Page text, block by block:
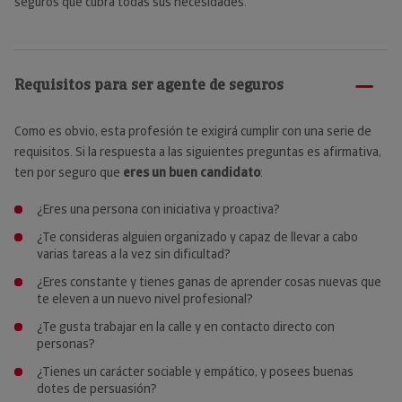
seguros que cubra todas sus necesidades.
Requisitos para ser agente de seguros
Como es obvio, esta profesión te exigirá cumplir con una serie de
requisitos. Si la respuesta a las siguientes preguntas es afirmativa,
ten por seguro que eres un buen candidato:
¿Eres una persona con iniciativa y proactiva?
¿Te consideras alguien organizado y capaz de llevar a cabo
varias tareas a la vez sin dificultad?
¿Eres constante y tienes ganas de aprender cosas nuevas que
te eleven a un nuevo nivel profesional?
¿Te gusta trabajar en la calle y en contacto directo con
personas?
¿Tienes un carácter sociable y empático, y posees buenas
dotes de persuasión?